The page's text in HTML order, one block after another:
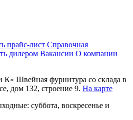
прайс-лист Справочная
дилером Вакансии О компании
К» Швейная фурнитура со склада в
дом 132, строение 9. На карте
суббота, воскресенье и